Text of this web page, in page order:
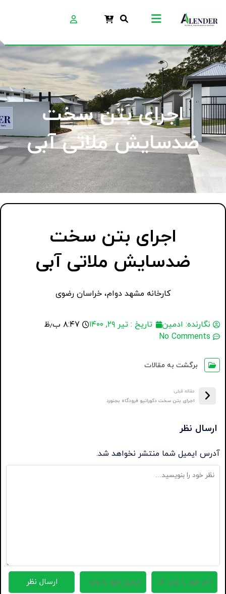
اجرای بتن سخت
ضدسایش ملاتی آبی
اجرای بتن سخت
ضدسایش ملاتی آبی
کارخانه مشهد دوام، خراسان رضوی
نگارنده: ادمین تاریخ : تیر ۲۹, ۱۴۰۰
۸:۴۷ ب٫ظ
No Comments
برگشت به مقالات
مقاله قبلی:
اجرای بتن سخت دکوراتیو فرودگاه بجنورد
ارسال نظر
آدرس ایمیل شما منتشر نخواهد شد.